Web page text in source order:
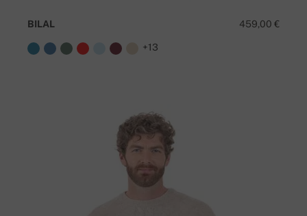
459,00 €
BILAL
+13